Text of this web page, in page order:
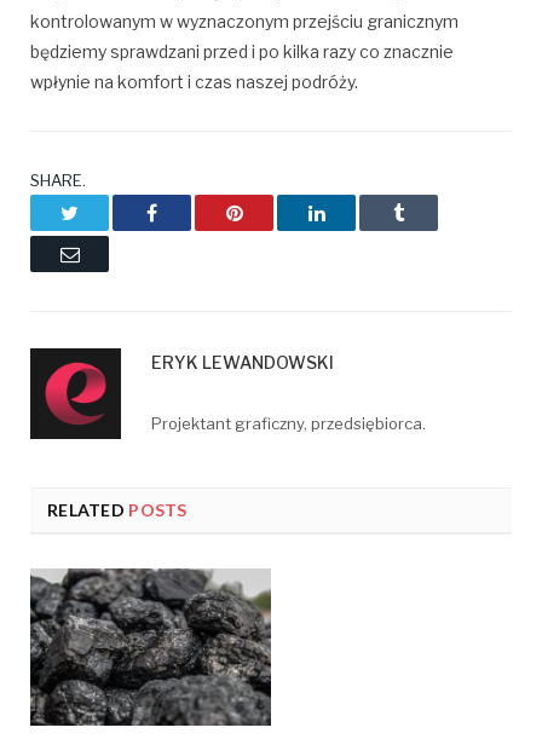
kontrolowanym w wyznaczonym przejściu granicznym
będziemy sprawdzani przed i po kilka razy co znacznie
wpłynie na komfort i czas naszej podróży.
SHARE.
TwitterFacebookPinterestLinkedInTumblr
Email
ERYK LEWANDOWSKI
Projektant graficzny, przedsiębiorca.
RELATED POSTS